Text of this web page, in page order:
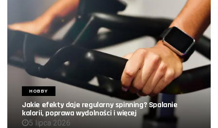
HOBBY
Jakie efekty daje regularny spinning? Spalanie
kalorii, poprawa wydolności i więcej
5 lipca 2026